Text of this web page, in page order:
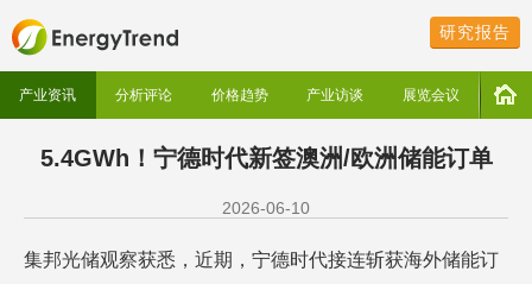
研究报告
产业资讯 分析评论 价格趋势 产业访谈 展览会议
5.4GWh！宁德时代新签澳洲/欧洲储能订单
2026-06-10
集邦光储观察获悉，近期，宁德时代接连斩获海外储能订